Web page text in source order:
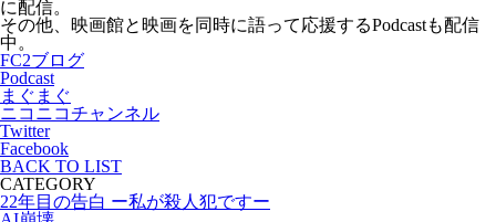
に配信。
その他、映画館と映画を同時に語って応援するPodcastも配信
中。
FC2ブログ
Podcast
まぐまぐ
ニコニコチャンネル
Twitter
Facebook
BACK TO LIST
CATEGORY
22年目の告白 ー私が殺人犯ですー